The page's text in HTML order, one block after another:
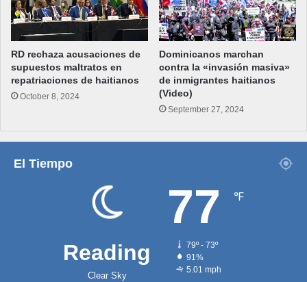
RD rechaza acusaciones de
supuestos maltratos en
repatriaciones de haitianos
October 8, 2024
Dominicanos marchan
contra la «invasión masiva»
de inmigrantes haitianos
(Video)
September 27, 2024
El Tiempo
Reading
Clear Sky
77 ℉
79º - 73º
91%
5.01 mph